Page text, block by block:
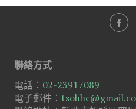
聯絡方式
電話： 02-23917089
電子郵件：